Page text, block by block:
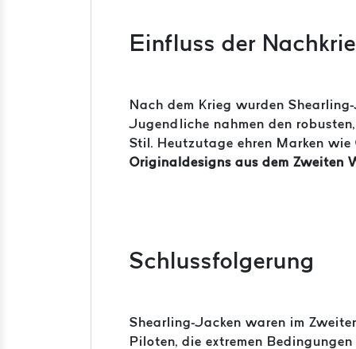
Einfluss der
Nach dem Krieg wurden
Jugendliche nahmen den
Stil. Heutzutage ehren Marken wie
Originaldesigns aus dem Zweiten
Schlussfolgerung
Shearling-Jacken waren im
Piloten, die extremen